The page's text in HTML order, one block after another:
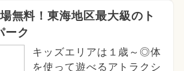
無料！東海地区最大級のト
ーク
キッズエリアは１歳～◎体
を使って遊べるアトラクシ